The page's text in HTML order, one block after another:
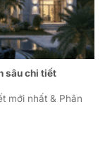
sâu chi tiết
mới nhất & Phân